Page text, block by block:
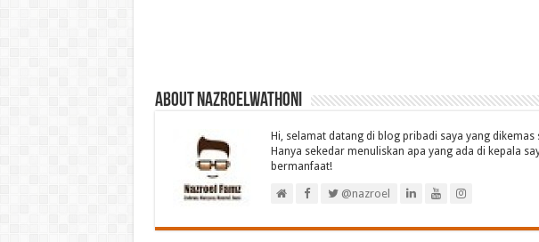
About nazroelwathoni
Hi, selamat datang di blog pribadi saya yang
Hanya sekedar menuliskan apa yang ada di kepala
bermanfaat!
@nazroel